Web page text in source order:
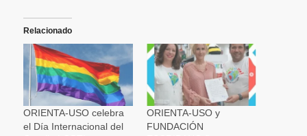
Twitter
(Se
en
una
ventana
nueva)
una
ventana
nueva)
una
ventana
nueva)
ventana
nueva)
electrónico
a
un
amigo
(Se
abre
en
una
ventana
nueva)
Relacionado
ORIENTA-USO celebra
el Día Internacional del
ORIENTA-USO y
FUNDACIÓN